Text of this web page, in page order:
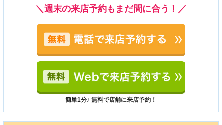
＼週末の来店予約もまだ間に合う！／
簡単1分♪ 無料で店舗に来店予約！